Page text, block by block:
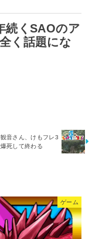
続くSAOのア
く話題にな
観音さん、けもフレ3
死して終わる
ゲーム